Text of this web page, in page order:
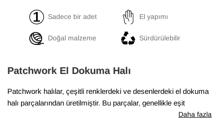
Sadece bir adet El yapımı
Doğal malzeme Sürdürülebilir
Patchwork El Dokuma Halı
Patchwork halılar, çeşitli renklerdeki ve desenlerdeki el dokuma
halı parçalarından üretilmiştir. Bu parçalar, genellikle eşit
boyutlarda ve düzenli şekillerde kesilir ve sonra yan yana ve üst
Daha fazla